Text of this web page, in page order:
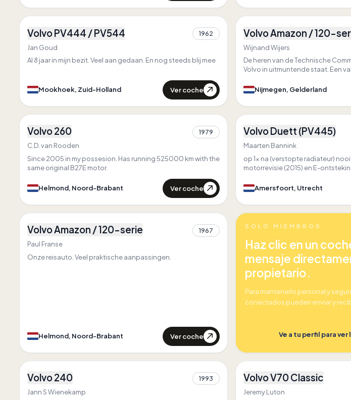
1
3
Volvo PV444 / PV544
1962
Jan Goud
Al 8 jaar in mijn bezit. Veel aan gedaan. En nog steeds blij mee
Mookhoek, Zuid-Holland Ver coche
Volvo Amazon / 120-
Wijnand Wijers
De heren van de Technische
Volvo in uitmuntende staat. Een
sinds de 70e jaren ingevoerd in Nederland. Ik
eigenaar, en heb een aantal
Nijmegen, Gelderland
2
1
Volvo 260
1979
C.D. van Rooden
Since 2005 in my possesion. Has running 525000 km with the
same original B27E motor.
Helmond, Noord-Brabant Ver coche
Volvo Duett (PV445)
Maarten Bannink
op 1x na (verstopte radiateur)
motorrevisie (2015) en E-
Amersfoort, Utrecht
1
3
Volvo Amazon / 120-serie
1967
Paul Franse
Onze reisauto. Veel praktische aanpassingen.
Helmond, Noord-Brabant Ver coche
SOLO MIEMBROS
Haz clic en un
mensaje
propietario.
Para mantenerlo personal y
conectados pueden enviar y
Ve a tu perfil para ver
Primero enHessen
Único en
Hessen
1
3
Volvo 240
1993
Jann S Wienekamp
Volvo V70 Classic
Jeremy Luton